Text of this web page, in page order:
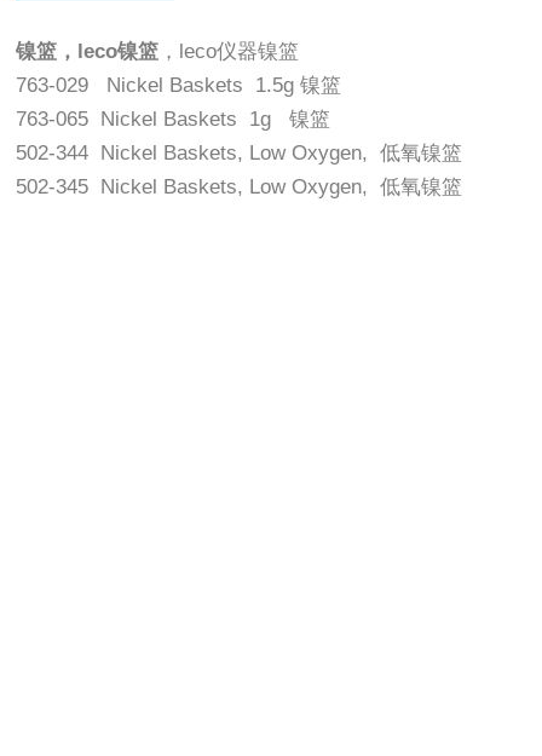
镍篮，leco镍篮 ，leco仪器镍篮
763-029 Nickel Baskets 1.5g 镍篮
763-065 Nickel Baskets 1g 镍篮
502-344 Nickel Baskets, Low Oxygen, 低氧镍篮
502-345 Nickel Baskets, Low Oxygen, 低氧镍篮